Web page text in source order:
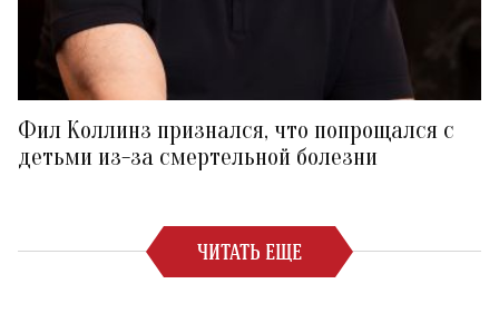
Фил Коллинз признался, что попрощался с
детьми из-за смертельной болезни
ЧИТАТЬ ЕЩЕ